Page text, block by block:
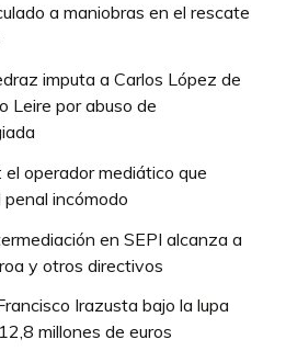
a maniobras en el rescate
imputa a Carlos López de
Leire por abuso de
operador mediático que
incómodo
en SEPI alcanza a
y otros directivos
Irazusta bajo la lupa
millones de euros